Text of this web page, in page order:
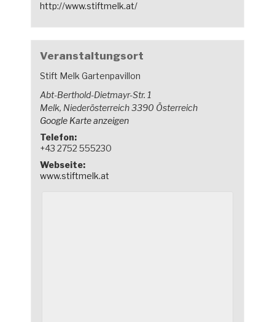
http://www.stiftmelk.at/
Veranstaltungsort
Stift Melk Gartenpavillon
Abt-Berthold-Dietmayr-Str. 1
Melk, Niederösterreich3390 Österreich
Google Karte anzeigen
Telefon:
+43 2752 555230
Webseite:
www.stiftmelk.at